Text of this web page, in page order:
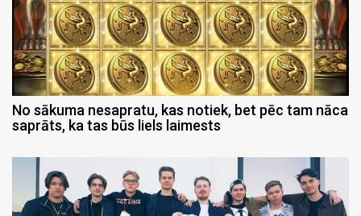
No sākuma nesapratu, kas notiek, bet pēc tam nāca
saprāts, ka tas būs liels laimests